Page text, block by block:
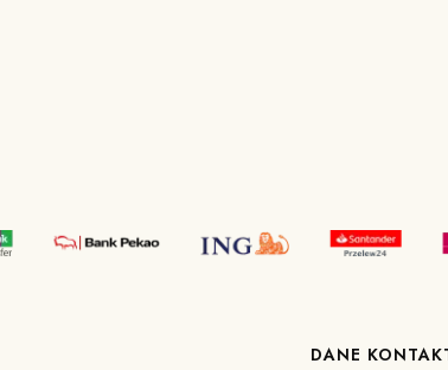
DANE